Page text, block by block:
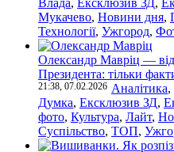
Влада, Ексклюзив ЗД,
Мукачево, Новини дня,
Технології, Ужгород,
Олександр Мавріц — від
Президента: тільки
21:38, 07.02.2026 Аналітика,
Думка, Ексклюзив ЗД,
фото, Культура, Лайт,
Суспільство, ТОП,